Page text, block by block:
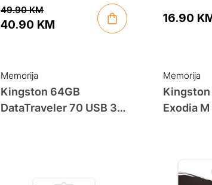
49.90KM
was:
49.90 KM.
40.90 KM
is:
40.90 KM.
16.90
Memorija
Kingston 64GB
DataTraveler 70 USB 3.2
Memorija
Kingston
Exodia M